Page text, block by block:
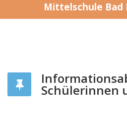
Mittelschule Bad
Schülerinnen